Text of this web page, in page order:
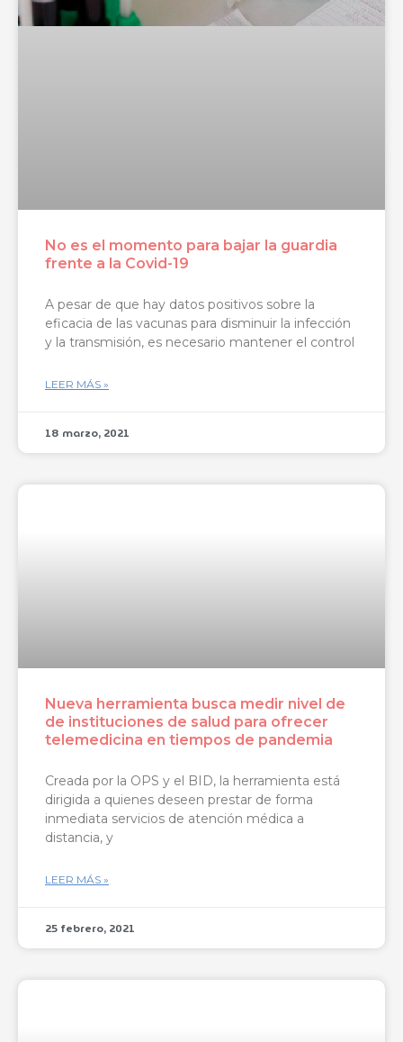
No es el momento para bajar la guardia
frente a la Covid-19
A pesar de que hay datos positivos sobre la
eficacia de las vacunas para disminuir la infección
y la transmisión, es necesario mantener el control
LEER MÁS »
18 marzo, 2021
Nueva herramienta busca medir nivel de
de instituciones de salud para ofrecer
telemedicina en tiempos de pandemia
Creada por la OPS y el BID, la herramienta está
dirigida a quienes deseen prestar de forma
inmediata servicios de atención médica a
distancia, y
LEER MÁS »
25 febrero, 2021